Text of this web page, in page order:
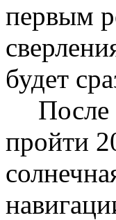
первым
будет
После
пройти